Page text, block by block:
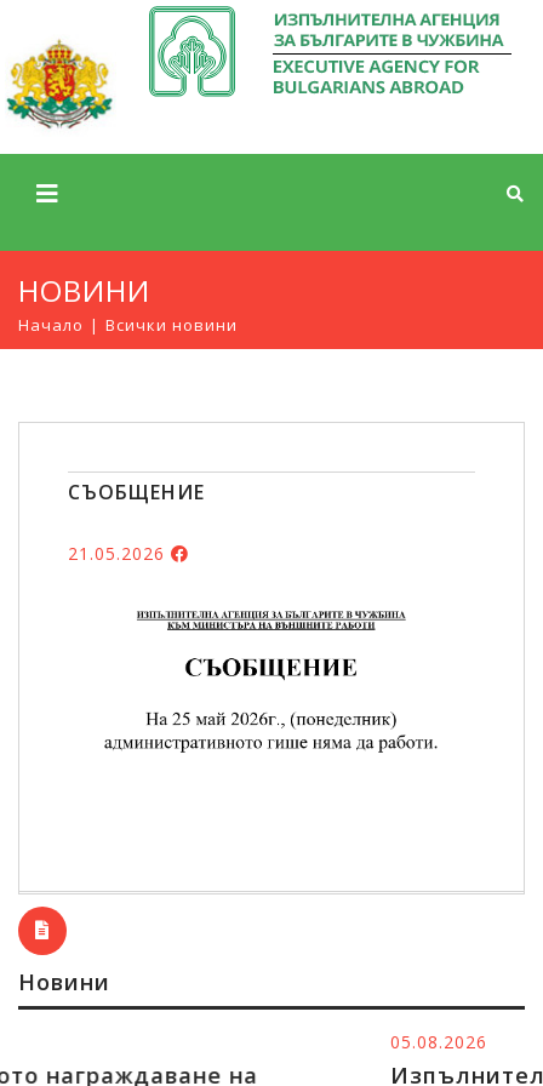
НОВИНИ
Начало Всички новини
СЪОБЩЕНИЕ
21.05.2026
Новини
Изпълнителният директор на